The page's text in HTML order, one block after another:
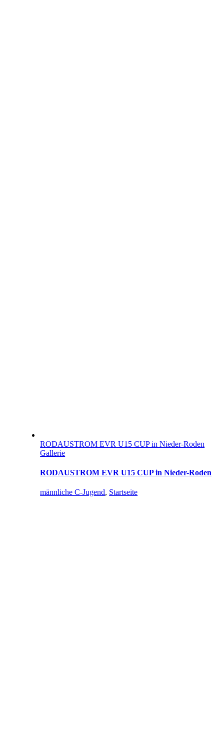
RODAUSTROM EVR U15 CUP in Nieder-Roden
Gallerie
RODAUSTROM EVR U15 CUP in Nieder-Roden
männliche C-Jugend, Startseite